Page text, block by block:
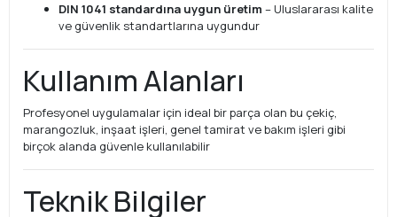
DIN 1041 standardına uygun üretim – Uluslararası kalite
ve güvenlik standartlarına uygundur
Kullanım Alanları
Profesyonel uygulamalar için ideal bir parça olan bu çekiç,
marangozluk, inşaat işleri, genel tamirat ve bakım işleri gibi
birçok alanda güvenle kullanılabilir
Teknik Bilgiler